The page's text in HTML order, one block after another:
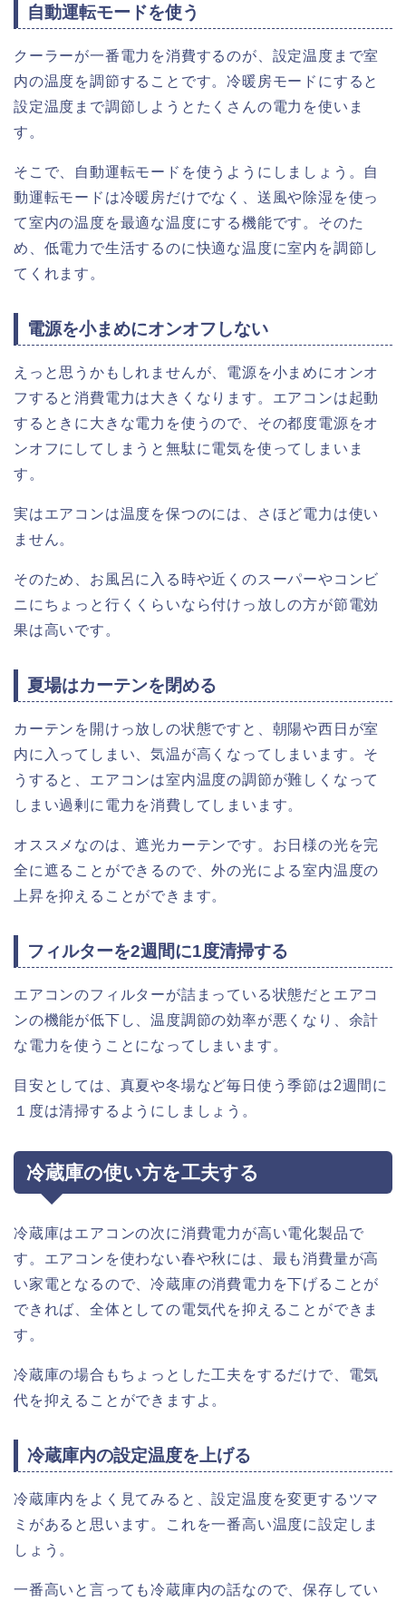
自動運転モードを使う
クーラーが一番電力を消費するのが、設定温度まで室
内の温度を調節することです。冷暖房モードにすると
設定温度まで調節しようとたくさんの電力を使いま
す。
そこで、自動運転モードを使うようにしましょう。自
動運転モードは冷暖房だけでなく、送風や除湿を使っ
て室内の温度を最適な温度にする機能です。そのた
め、低電力で生活するのに快適な温度に室内を調節し
てくれます。
電源を小まめにオンオフしない
えっと思うかもしれませんが、電源を小まめにオンオ
フすると消費電力は大きくなります。エアコンは起動
するときに大きな電力を使うので、その都度電源をオ
ンオフにしてしまうと無駄に電気を使ってしまいま
す。
実はエアコンは温度を保つのには、さほど電力は使い
ません。
そのため、お風呂に入る時や近くのスーパーやコンビ
ニにちょっと行くくらいなら付けっ放しの方が節電効
果は高いです。
夏場はカーテンを閉める
カーテンを開けっ放しの状態ですと、朝陽や西日が室
内に入ってしまい、気温が高くなってしまいます。そ
うすると、エアコンは室内温度の調節が難しくなって
しまい過剰に電力を消費してしまいます。
オススメなのは、遮光カーテンです。お日様の光を完
全に遮ることができるので、外の光による室内温度の
上昇を抑えることができます。
フィルターを2週間に1度清掃する
エアコンのフィルターが詰まっている状態だとエアコ
ンの機能が低下し、温度調節の効率が悪くなり、余計
な電力を使うことになってしまいます。
目安としては、真夏や冬場など毎日使う季節は2週間に
１度は清掃するようにしましょう。
冷蔵庫の使い方を工夫する
冷蔵庫はエアコンの次に消費電力が高い電化製品で
す。エアコンを使わない春や秋には、最も消費量が高
い家電となるので、冷蔵庫の消費電力を下げることが
できれば、全体としての電気代を抑えることができま
す。
冷蔵庫の場合もちょっとした工夫をするだけで、電気
代を抑えることができますよ。
冷蔵庫内の設定温度を上げる
冷蔵庫内をよく見てみると、設定温度を変更するツマ
ミがあると思います。これを一番高い温度に設定しま
しょう。
一番高いと言っても冷蔵庫内の話なので、保存してい